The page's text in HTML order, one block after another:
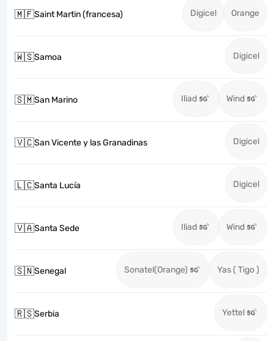
🇲🇫Saint Martin (francesa) Digicel Orange
🇼🇸Samoa Digicel
🇸🇲San Marino Iliad Wind
🇻🇨San Vicente y las Granadinas Digicel
🇱🇨Santa Lucía Digicel
🇻🇦Santa Sede Iliad Wind
🇸🇳Senegal Sonatel(Orange) Yas ( Tigo )
🇷🇸Serbia Yettel